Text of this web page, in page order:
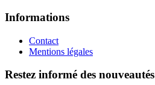
Informations
Contact
Mentions légales
Restez informé des nouveautés